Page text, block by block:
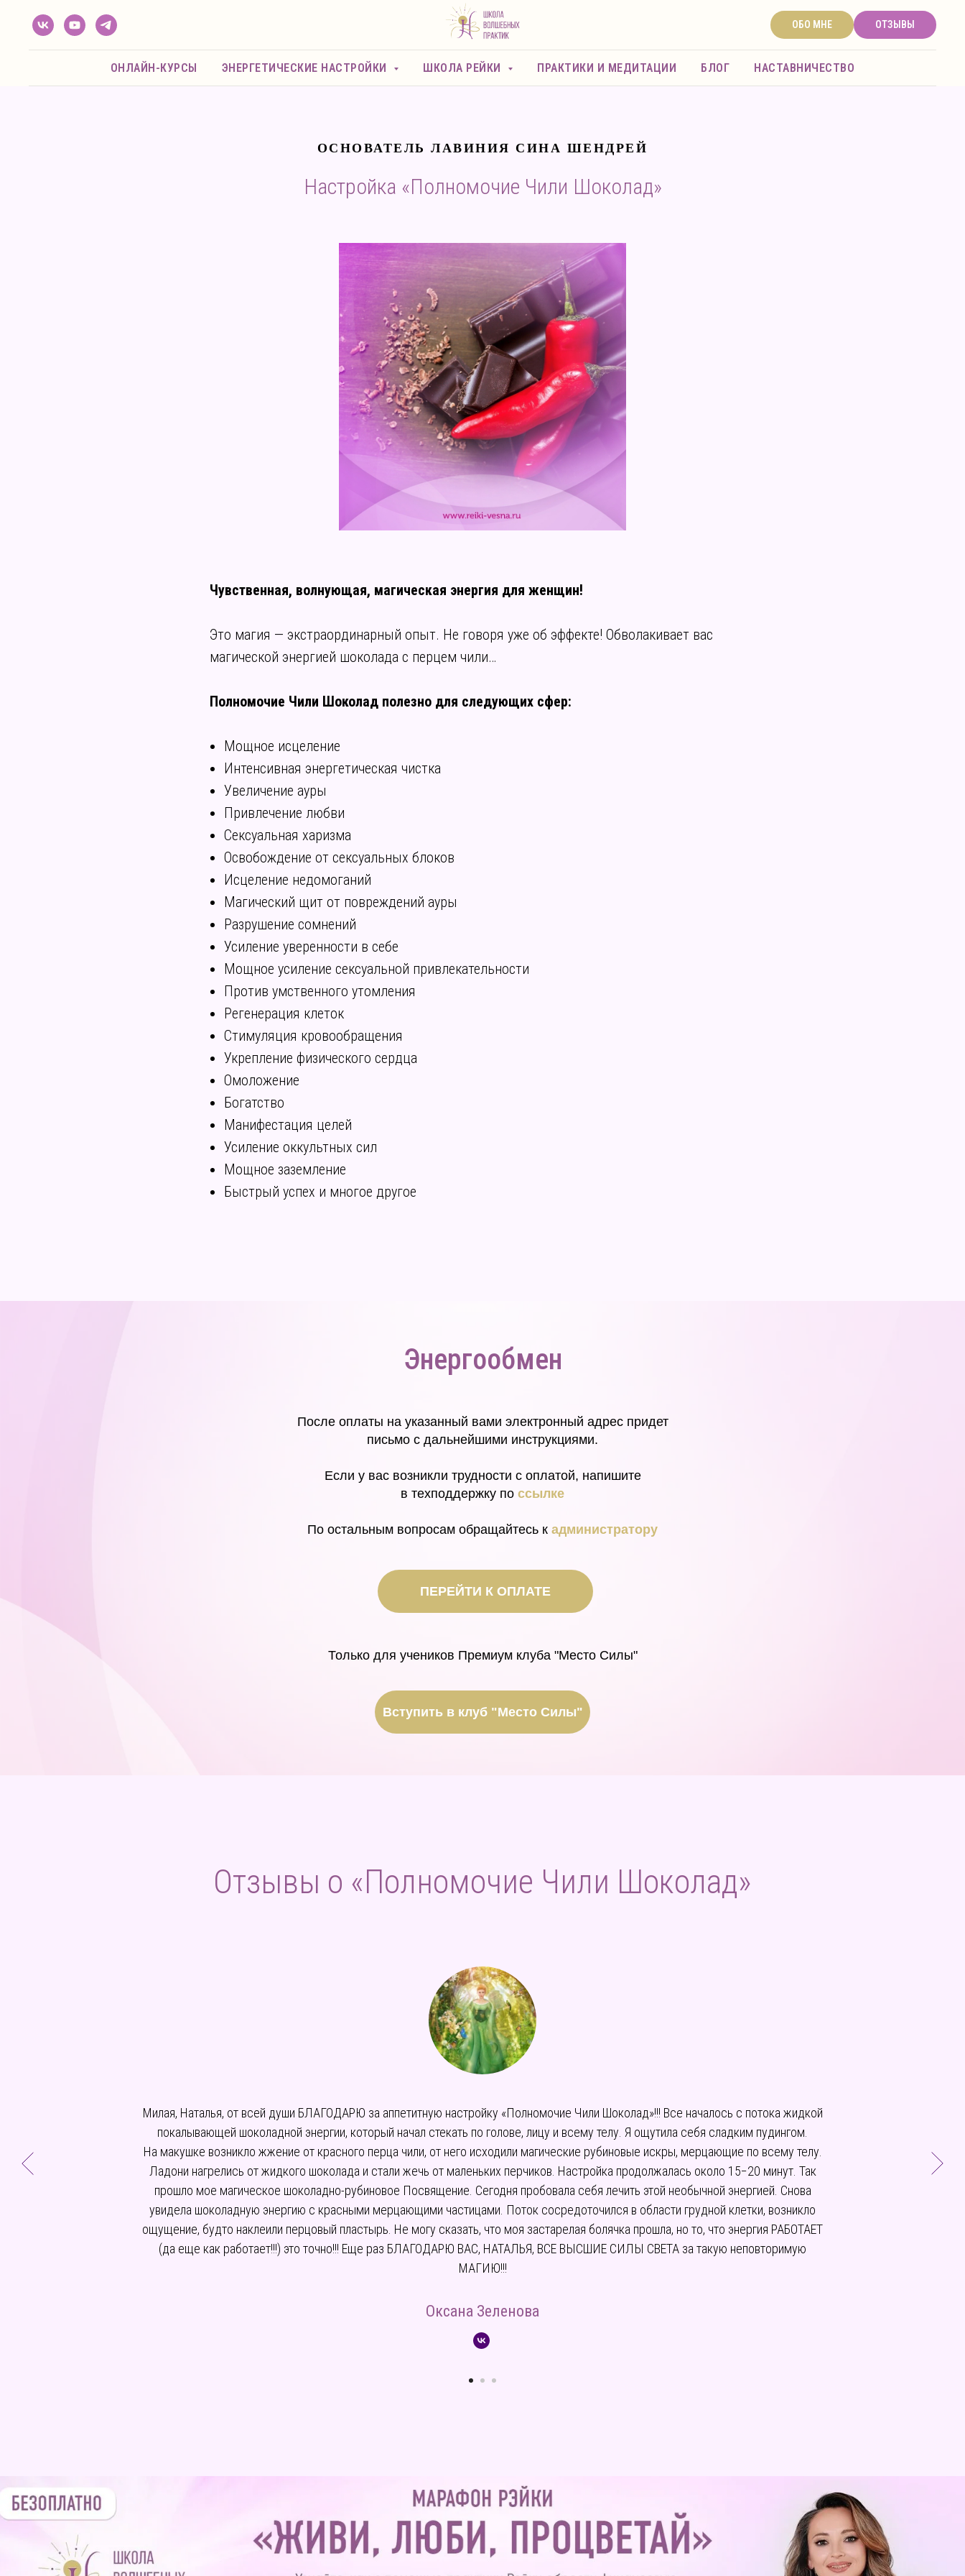
ОБО МНЕ ОТЗЫВЫ
ОНЛАЙН-КУРСЫ ЭНЕРГЕТИЧЕСКИЕ НАСТРОЙКИ ШКОЛА РЕЙКИ ПРАКТИКИ И МЕДИТАЦИИ БЛОГ НАСТАВНИЧЕСТВО
ОСНОВАТЕЛЬ ЛАВИНИЯ СИНА ШЕНДРЕЙ
Настройка «Полномочие Чили Шоколад»
Чувственная, волнующая, магическая энергия для женщин!
Это магия — экстраординарный опыт. Не говоря уже об эффекте! Обволакивает вас
магической энергией шоколада с перцем чили…
Полномочие Чили Шоколад полезно для следующих сфер:
Мощное исцеление
Интенсивная энергетическая чистка
Увеличение ауры
Привлечение любви
Сексуальная харизма
Освобождение от сексуальных блоков
Исцеление недомоганий
Магический щит от повреждений ауры
Разрушение сомнений
Усиление уверенности в себе
Мощное усиление сексуальной привлекательности
Против умственного утомления
Регенерация клеток
Стимуляция кровообращения
Укрепление физического сердца
Омоложение
Богатство
Манифестация целей
Усиление оккультных сил
Мощное заземление
Быстрый успех и многое другое
Энергообмен
После оплаты на указанный вами электронный адрес придет
письмо с дальнейшими инструкциями.
Если у вас возникли трудности с оплатой, напишите
в техподдержку по ссылке
По остальным вопросам обращайтесь к администратору
ПЕРЕЙТИ К ОПЛАТЕ
Только для учеников Премиум клуба "Место Силы"
Вступить в клуб "Место Силы"
Отзывы о «Полномочие Чили Шоколад»
Милая, Наталья, от всей души БЛАГОДАРЮ за аппетитную настройку «Полномочие Чили Шоколад»!!! Все началось с потока жидкой
покалывающей шоколадной энергии, который начал стекать по голове, лицу и всему телу. Я ощутила себя сладким пудингом.
На макушке возникло жжение от красного перца чили, от него исходили магические рубиновые искры, мерцающие по всему телу.
Ладони нагрелись от жидкого шоколада и стали жечь от маленьких перчиков. Настройка продолжалась около 15−20 минут. Так
прошло мое магическое шоколадно-рубиновое Посвящение. Сегодня пробовала себя лечить этой необычной энергией. Снова
увидела шоколадную энергию с красными мерцающими частицами. Поток сосредоточился в области грудной клетки, возникло
ощущение, будто наклеили перцовый пластырь. Не могу сказать, что моя застарелая болячка прошла, но то, что энергия РАБОТАЕТ
(да еще как работает!!!) это точно!!! Еще раз БЛАГОДАРЮ ВАС, НАТАЛЬЯ, ВСЕ ВЫСШИЕ СИЛЫ СВЕТА за такую неповторимую
МАГИЮ!!!
Оксана Зеленова